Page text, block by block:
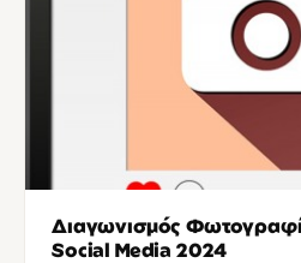
Διαγωνισμός
Social Media 2024